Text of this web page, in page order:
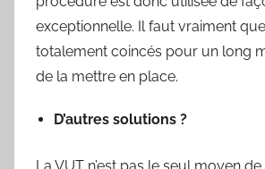
exceptionnelle. Il faut vraiment
totalement coincés pour un long
de la mettre en place.
D’autres solutions ?